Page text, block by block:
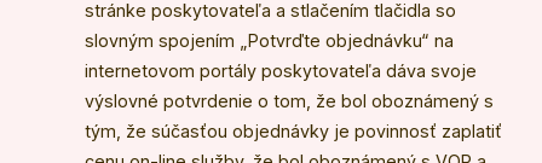
stránke poskytovateľa a stlačením tlačidla so
slovným spojením „Potvrďte objednávku“ na
internetovom portály poskytovateľa dáva svoje
výslovné potvrdenie o tom, že bol oboznámený s
tým, že súčasťou objednávky je povinnosť zaplatiť